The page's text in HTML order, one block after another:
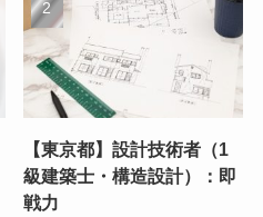
【東京都】設計技術者（1
級建築士・構造設計）：即
戦力